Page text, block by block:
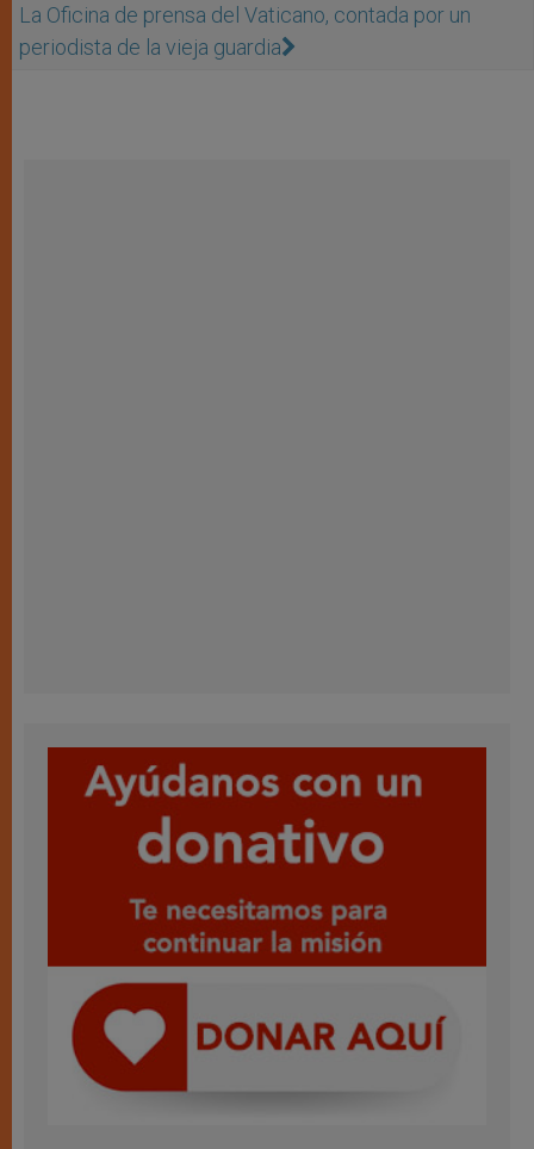
La Oficina de prensa del Vaticano, contada por un
periodista de la vieja guardia